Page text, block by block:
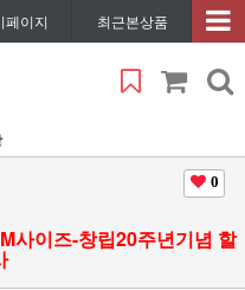
페이지 최근본상품
0
사이즈-창립20주년기념 할